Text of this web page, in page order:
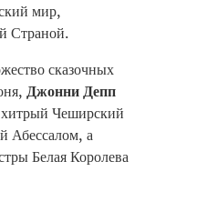
мир,
Страной.
сказочных
Джонни Депп
Чеширский
Абессалом, а
Белая Королева